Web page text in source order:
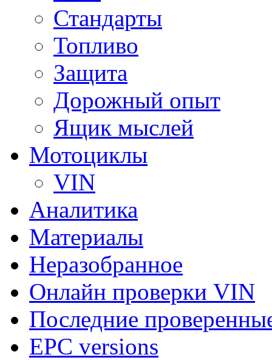
Стандарты
Топливо
Защита
Дорожный опыт
Ящик мыслей
Мотоциклы
VIN
Аналитика
Материалы
Неразобранное
Онлайн проверки VIN
Последние
EPC versions